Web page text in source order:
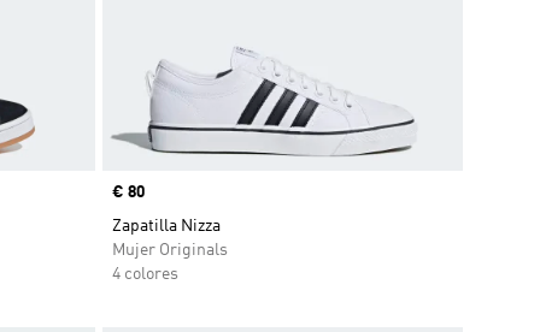
Precio
€ 80
Zapatilla Nizza
Mujer Originals
4 colores